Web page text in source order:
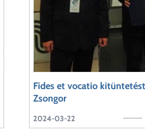
Fides et vocatio
Zsongor
2024-03-22